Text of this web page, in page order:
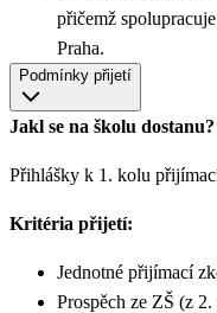
přičemž
Praha.
Podmínky přijetí
Jakl se na školu dostanu?
Přihlášky k 1. kolu
Kritéria přijetí:
Jednotné přijímací
Prospěch ze ZŠ (z